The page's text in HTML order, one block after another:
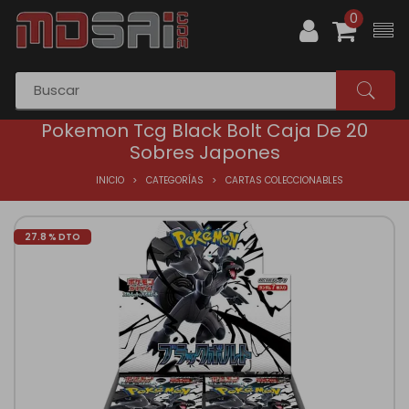
0
Pokemon Tcg Black Bolt Caja De 20
Sobres Japones
INICIO CATEGORÍAS CARTAS COLECCIONABLES
27.8 % DTO